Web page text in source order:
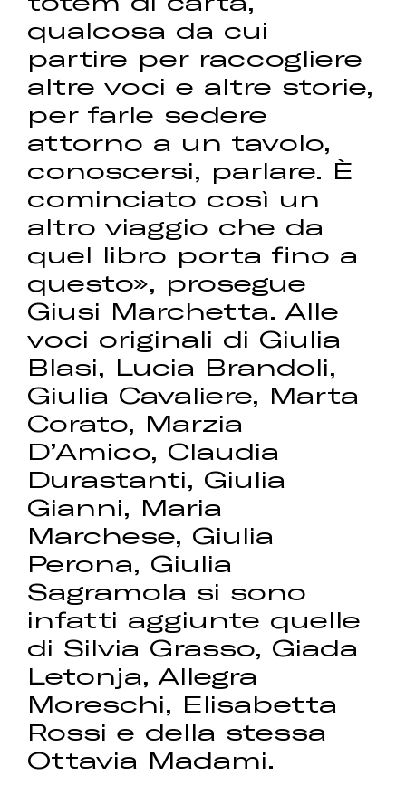
qualcosa da cui
partire per raccogliere
altre voci e altre storie,
per farle sedere
attorno a un tavolo,
conoscersi, parlare. È
cominciato così un
altro viaggio che da
quel libro porta fino a
questo», prosegue
Giusi Marchetta. Alle
voci originali di Giulia
Blasi, Lucia Brandoli,
Giulia Cavaliere, Marta
Corato, Marzia
D’Amico, Claudia
Durastanti, Giulia
Gianni, Maria
Marchese, Giulia
Perona, Giulia
Sagramola si sono
infatti aggiunte quelle
di Silvia Grasso, Giada
Letonja, Allegra
Moreschi, Elisabetta
Rossi e della stessa
Ottavia Madami.